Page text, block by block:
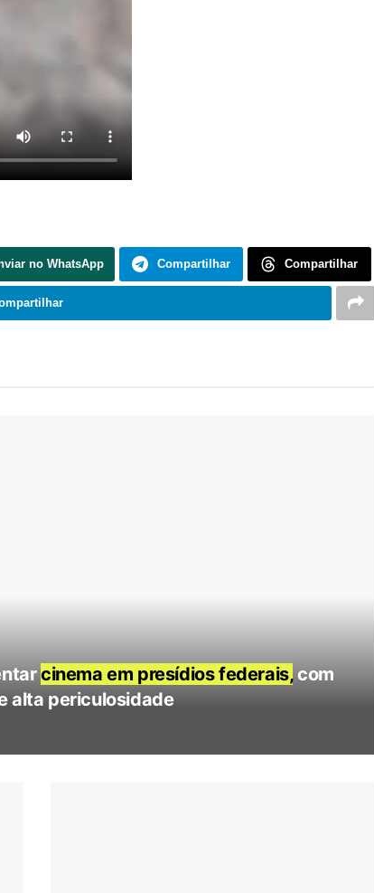
no WhatsApp Compartilhar Compartilhar
cinema em presídios federais,com
alta periculosidade